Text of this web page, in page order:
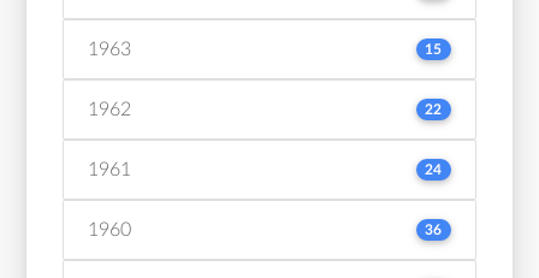
1963 15
1962 22
1961 24
1960 36